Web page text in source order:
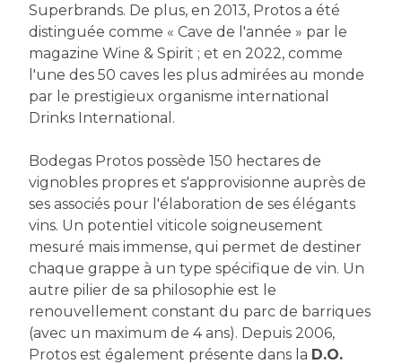
Superbrands. De plus, en 2013, Protos a été
distinguée comme « Cave de l'année » par le
magazine Wine & Spirit ; et en 2022, comme
l'une des 50 caves les plus admirées au monde
par le prestigieux organisme international
Drinks International.
Bodegas Protos possède 150 hectares de
vignobles propres et s'approvisionne auprès de
ses associés pour l'élaboration de ses élégants
vins. Un potentiel viticole soigneusement
mesuré mais immense, qui permet de destiner
chaque grappe à un type spécifique de vin. Un
autre pilier de sa philosophie est le
renouvellement constant du parc de barriques
(avec un maximum de 4 ans). Depuis 2006,
Protos est également présente dans la D.O.